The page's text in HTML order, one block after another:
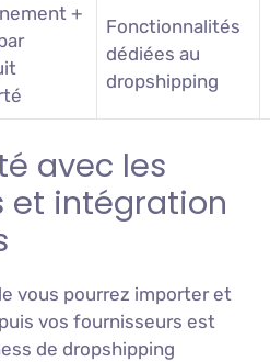
+
Fonctionnalités
dédiées au
dropshipping
avec les
et intégration
vous pourrez importer et
vos fournisseurs est
de dropshipping